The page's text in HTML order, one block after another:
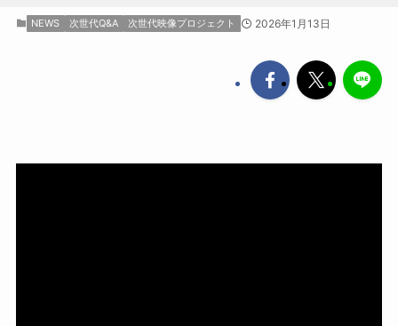
NEWS 次世代Q&A 次世代映像プロジェクト 2026年1月13日